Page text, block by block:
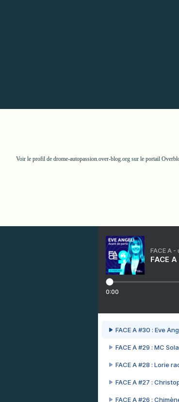
Voir le profil de drome-autopassion.over-blog.org sur le portail
FACE A
FACE
0:00
FACE A #30 : Eve
FACE A #29 : MC
FACE A #28 : Lorie
FACE A #27 :
FACE A #26 :